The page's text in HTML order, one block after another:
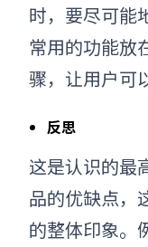
时，要尽可能
常用的功能放
骤，让用户可
反思
这是认识的最
品的优缺点，
的整体印象。